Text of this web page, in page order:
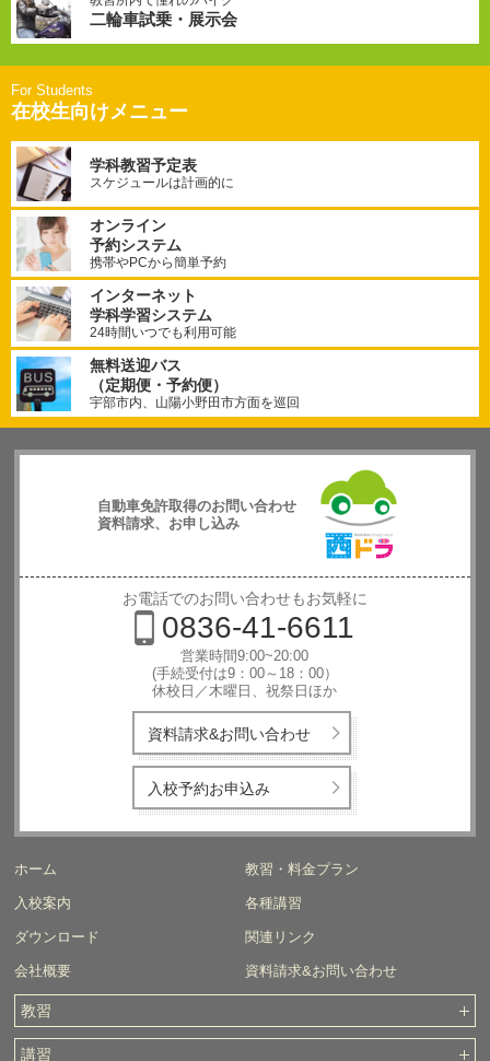
二輪車試乗・展示会
在校生向けメニュー
学科教習予定表
スケジュールは計画的に
オンライン
予約システム
携帯やPCから簡単予約
インターネット
学科学習システム
24時間いつでも利用可能
無料送迎バス
（定期便・予約便）
宇部市内、山陽小野田市方面を巡回
自動車免許取得のお問い合わせ
資料請求、お申し込み
西日本自動
車学校
お電話でのお問い合わせもお気軽に
0836-41-6611
営業時間9:00~20:00
(手続受付は9：00～18：00）
休校日／木曜日、祝祭日ほか
資料請求&お問い合わせ
入校予約お申込み
ホーム 教習・料金プラン
入校案内 各種講習
ダウンロード 関連リンク
会社概要 資料請求&お問い合わせ
教習
講習